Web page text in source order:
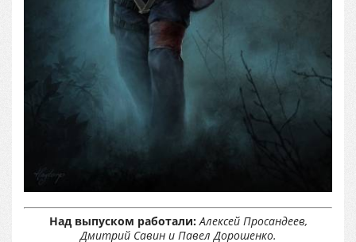
Над выпуском работали: Алексей Просандеев,
Дмитрий Савин и Павел Дорошенко.